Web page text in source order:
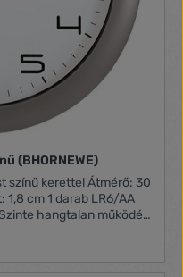
(BHORNEWE)
1,8 cm 1 darab LR6/AA
hangtalan működés